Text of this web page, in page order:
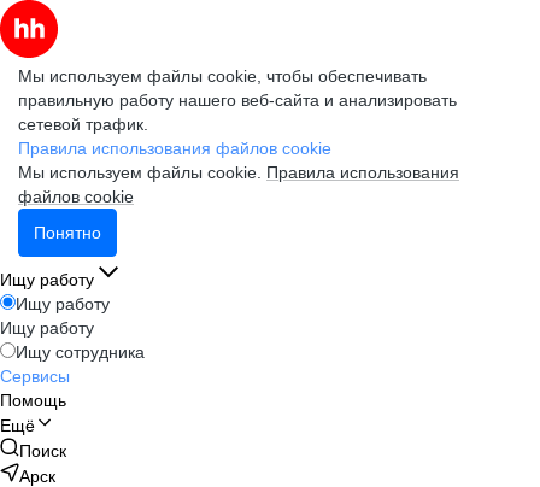
Мы используем файлы cookie, чтобы обеспечивать
правильную работу нашего веб-сайта и анализировать
сетевой трафик.
Правила использования файлов cookie
Мы используем файлы cookie. Правила использования
файлов cookie
Понятно
Ищу работу
Ищу работу
Ищу работу
Ищу сотрудника
Сервисы
Помощь
Ещё
Поиск
Арск